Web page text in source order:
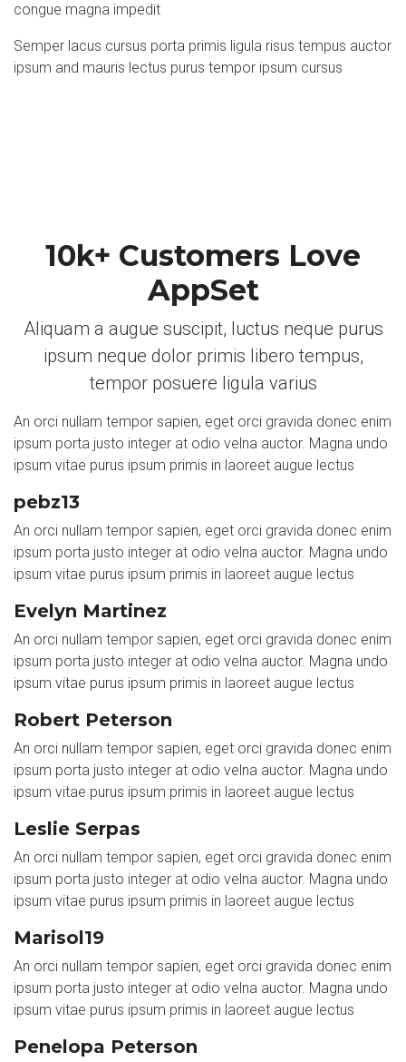
congue magna impedit
Semper lacus cursus porta primis ligula risus tempus auctor
ipsum and mauris lectus purus tempor ipsum cursus
10k+ Customers Love
AppSet
Aliquam a augue suscipit, luctus neque purus
ipsum neque dolor primis libero tempus,
tempor posuere ligula varius
An orci nullam tempor sapien, eget orci gravida donec enim
ipsum porta justo integer at odio velna auctor. Magna undo
ipsum vitae purus ipsum primis in laoreet augue lectus
pebz13
An orci nullam tempor sapien, eget orci gravida donec enim
ipsum porta justo integer at odio velna auctor. Magna undo
ipsum vitae purus ipsum primis in laoreet augue lectus
Evelyn Martinez
An orci nullam tempor sapien, eget orci gravida donec enim
ipsum porta justo integer at odio velna auctor. Magna undo
ipsum vitae purus ipsum primis in laoreet augue lectus
Robert Peterson
An orci nullam tempor sapien, eget orci gravida donec enim
ipsum porta justo integer at odio velna auctor. Magna undo
ipsum vitae purus ipsum primis in laoreet augue lectus
Leslie Serpas
An orci nullam tempor sapien, eget orci gravida donec enim
ipsum porta justo integer at odio velna auctor. Magna undo
ipsum vitae purus ipsum primis in laoreet augue lectus
Marisol19
An orci nullam tempor sapien, eget orci gravida donec enim
ipsum porta justo integer at odio velna auctor. Magna undo
ipsum vitae purus ipsum primis in laoreet augue lectus
Penelopa Peterson